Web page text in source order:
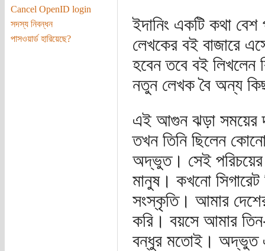
Cancel OpenID login
সদস্য নিবন্ধন
পাসওয়ার্ড হারিয়েছে?
ইদানিং একটি কথা
লেখকের বই বাজারে
হবেন তবে বই লিখলেন
নতুন লেখক বৈ অন্য
এই আগুন ঝড়া সময়ের
তখন তিনি ছিলেন
অদ্ভুত। সেই
মানুষ। কখনো সিগারেট
সংস্কৃতি। আমার
করি। বয়সে আমার
বন্ধুর মতোই। অদ্ভুত